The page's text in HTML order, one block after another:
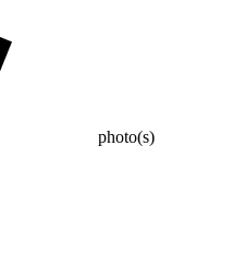
photo(s)